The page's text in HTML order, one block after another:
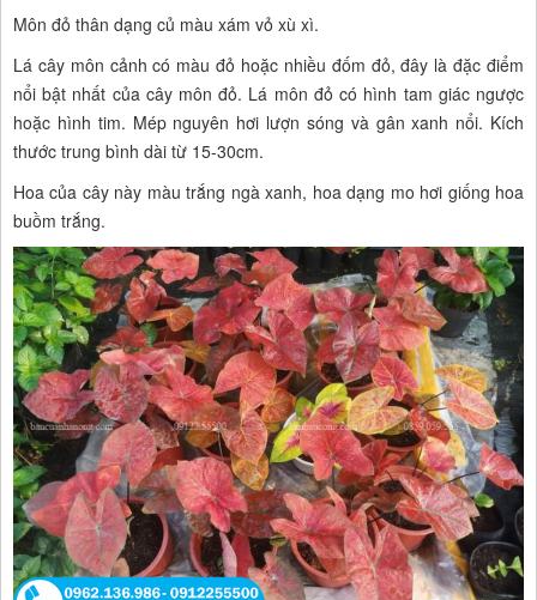
Môn đỏ thân dạng củ màu xám vỏ xù xì.
Lá cây môn cảnh có màu đỏ hoặc nhiều đốm đỏ, đây là đặc điểm
nổi bật nhất của cây môn đỏ. Lá môn đỏ có hình tam giác ngược
hoặc hình tim. Mép nguyên hơi lượn sóng và gân xanh nổi. Kích
thước trung bình dài từ 15-30cm.
Hoa của cây này màu trắng ngà xanh, hoa dạng mo hơi giống hoa
buồm trắng.